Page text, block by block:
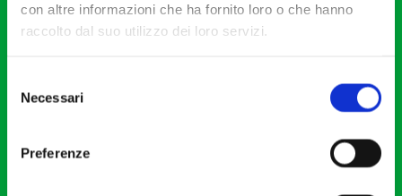
con altre informazioni che ha fornito loro o che hanno
raccolto dal suo utilizzo dei loro servizi.
delNecessari
Preferenze
Fondazione I Pomeriggi Musicali
Partita Iva 04410060158